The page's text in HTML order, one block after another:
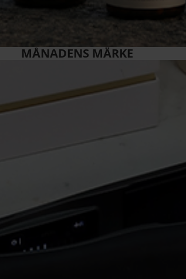
MÅNADENS MÄRKE